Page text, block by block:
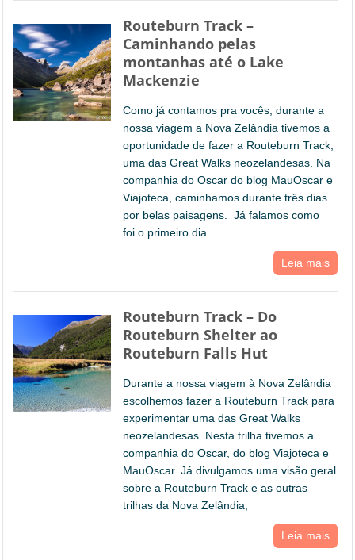
Routeburn Track –
Caminhando pelas
montanhas até o Lake
Mackenzie
Como já contamos pra vocês, durante a
nossa viagem a Nova Zelândia tivemos a
oportunidade de fazer a Routeburn Track,
uma das Great Walks neozelandesas. Na
companhia do Oscar do blog MauOscar e
Viajoteca, caminhamos durante três dias
por belas paisagens. Já falamos como
foi o primeiro dia
Leia mais
Routeburn Track – Do
Routeburn Shelter ao
Routeburn Falls Hut
Durante a nossa viagem à Nova Zelândia
escolhemos fazer a Routeburn Track para
experimentar uma das Great Walks
neozelandesas. Nesta trilha tivemos a
companhia do Oscar, do blog Viajoteca e
MauOscar. Já divulgamos uma visão geral
sobre a Routeburn Track e as outras
trilhas da Nova Zelândia,
Leia mais